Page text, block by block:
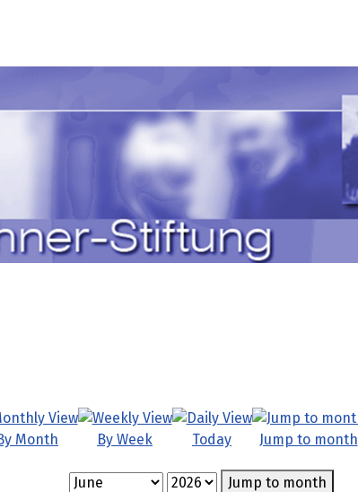
Month By Week Today Jump to month
Jump to month